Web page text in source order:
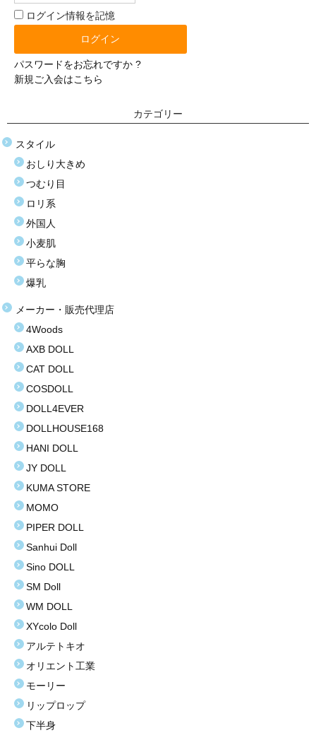
8万〜9万円
9万〜11万円
11万〜13万円
15万〜17万円
19万円以上
お買い得商品
お問い合わせ
ログイン情報を記憶
パスワードをお忘れですか ?
新規ご入会はこちら
カテゴリー
スタイル
おしり大きめ
つむり目
ロリ系
外国人
小麦肌
平らな胸
爆乳
メーカー・販売代理店
4Woods
AXB DOLL
CAT DOLL
COSDOLL
DOLL4EVER
DOLLHOUSE168
HANI DOLL
JY DOLL
KUMA STORE
MOMO
PIPER DOLL
Sanhui Doll
Sino DOLL
SM Doll
WM DOLL
XYcolo Doll
アルテトキオ
オリエント工業
モーリー
リップロップ
下半身